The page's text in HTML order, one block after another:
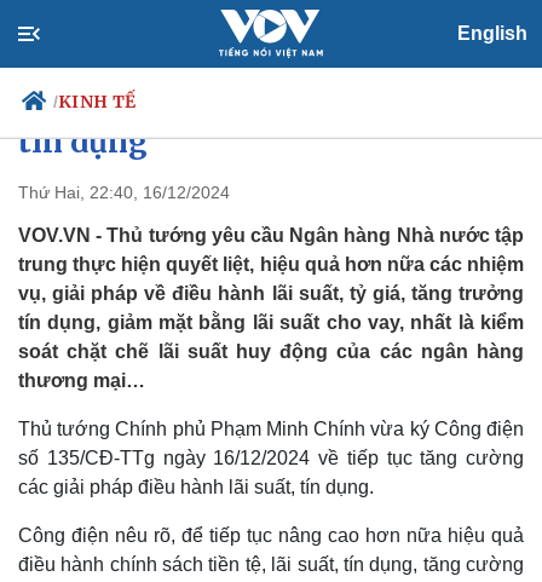
English
/KINH TẾ
Chính trị
Đảng
Tổ chức nhân sự
Quốc hội
Nhận diện sự thật
Xã hội
Tin 24h
Dự báo thời tiết
Giáo dục
Việc làm
Thủ tướng yêu cầu tăng cường
các giải pháp điều hành lãi suất,
tín dụng
Thứ Hai, 22:40, 16/12/2024
VOV.VN - Thủ tướng yêu cầu Ngân hàng Nhà nước tập
trung thực hiện quyết liệt, hiệu quả hơn nữa các nhiệm
vụ, giải pháp về điều hành lãi suất, tỷ giá, tăng trưởng
tín dụng, giảm mặt bằng lãi suất cho vay, nhất là kiểm
soát chặt chẽ lãi suất huy động của các ngân hàng
thương mại…
Thủ tướng Chính phủ Phạm Minh Chính vừa ký Công điện
số 135/CĐ-TTg ngày 16/12/2024 về tiếp tục tăng cường
các giải pháp điều hành lãi suất, tín dụng.
Công điện nêu rõ, để tiếp tục nâng cao hơn nữa hiệu quả
điều hành chính sách tiền tệ, lãi suất, tín dụng, tăng cường